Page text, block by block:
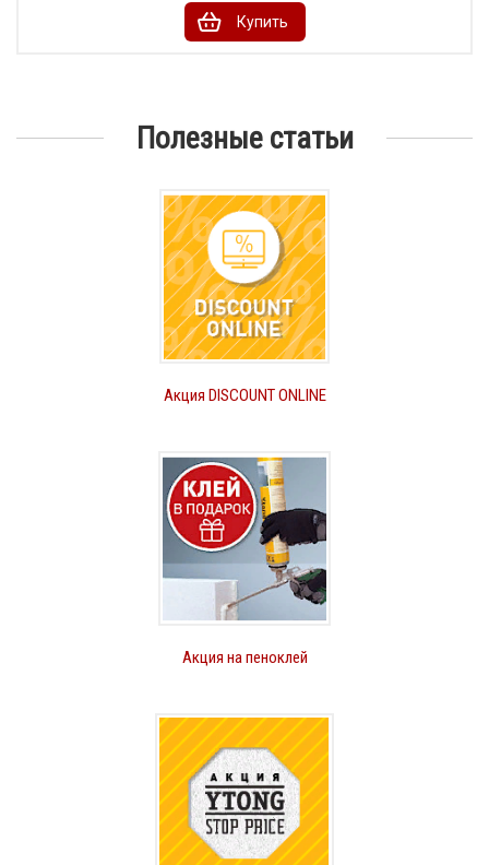
Купить
Полезные статьи
Акция DISCOUNT ONLINE
Акция на пеноклей